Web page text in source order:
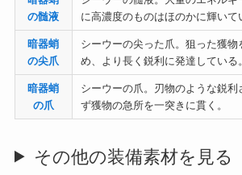
の髄液
に高濃度のものはほのかに輝いて
暗器蛸
の尖爪
シーウーの尖った爪。狙った獲物
め、より長く鋭利に発達している。
暗器蛸
の爪
シーウーの爪。刃物のような鋭利
ず獲物の急所を一突きに貫く。
その他の装備素材を見る